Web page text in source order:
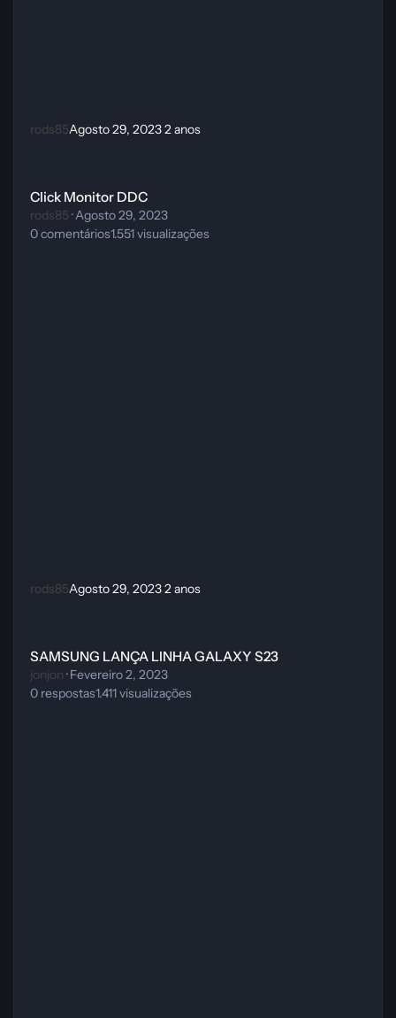
rods85Agosto 29, 20232 anos
Click Monitor DDC
rods85 ·Agosto 29, 2023
0comentários1.551visualizações
rods85Agosto 29, 20232 anos
SAMSUNG LANÇA LINHA GALAXY S23
jonjon ·Fevereiro 2, 2023
0 respostas1.411visualizações